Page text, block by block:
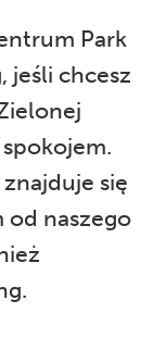
Park
jeśli chcesz
się
od naszego